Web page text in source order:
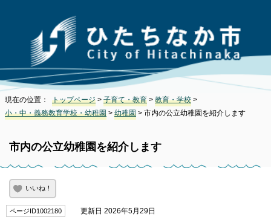
現在の位置： トップページ > 子育て・教育 > 教育・学校 >
小・中・義務教育学校・幼稚園 > 幼稚園 > 市内の公立幼稚園を紹介します
市内の公立幼稚園を紹介します
いいね！
ページID1002180 更新日 2026年5月29日